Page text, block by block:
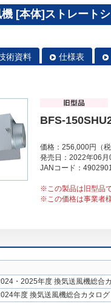
[本体]ストレート
術資料 仕様表
BFS-
価格：256,000円（税
発売日：2022年06月
JANコード：
※この製品は旧型品
※この価格は事業者
・2025年度 換気送風機総合
年度 換気送風機総合カタログ